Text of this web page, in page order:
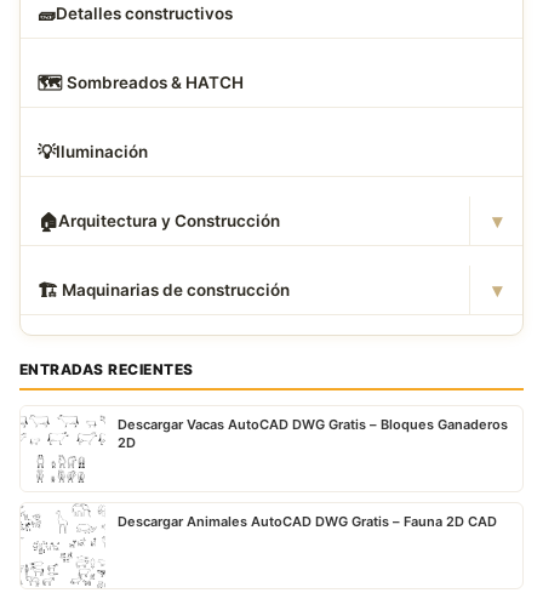
🧱Detalles constructivos
🗺️ Sombreados & HATCH
💡Iluminación
🏠Arquitectura y Construcción ▾
🏗 ️ Maquinarias de construcción ▾
ENTRADAS RECIENTES
Descargar Vacas AutoCAD DWG Gratis – Bloques Ganaderos
2D
Descargar Animales AutoCAD DWG Gratis – Fauna 2D CAD